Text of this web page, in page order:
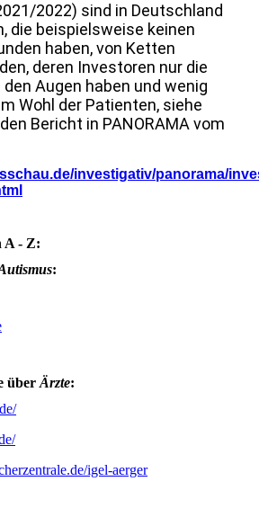
2022) sind in Deutschland
die beispielsweise keinen
haben, von Ketten
deren Investoren nur die
Augen haben und wenig
Wohl der Patienten, siehe
Bericht in PANORAMA vom
investigativ/panorama/
A - Z:
:
über Ärzte:
igel-aerger